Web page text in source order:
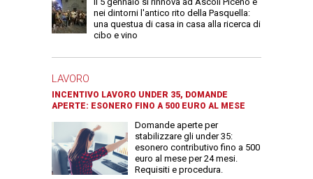
nei dintorni l'antico rito della Pasquella:
una questua di casa in casa alla ricerca di
cibo e vino
LAVORO
INCENTIVO LAVORO UNDER 35, DOMANDE
APERTE: ESONERO FINO A 500 EURO AL MESE
Domande aperte per
stabilizzare gli under 35:
esonero contributivo fino a 500
euro al mese per 24 mesi.
Requisiti e procedura.